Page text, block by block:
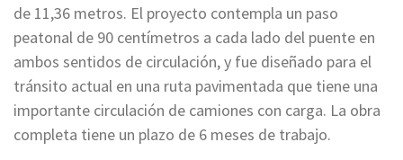
de 11,36 metros. El proyecto contempla un paso
peatonal de 90 centímetros a cada lado del puente en
ambos sentidos de circulación, y fue diseñado para el
tránsito actual en una ruta pavimentada que tiene una
importante circulación de camiones con carga. La obra
completa tiene un plazo de 6 meses de trabajo.